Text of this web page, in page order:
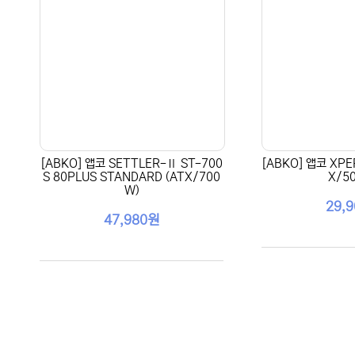
[ABKO] 앱코 SETTLER-Ⅱ ST-700
S 80PLUS STANDARD (ATX/700
W)
47,980원
[ABKO] 앱코
X/